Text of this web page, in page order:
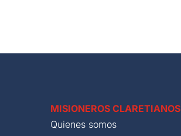
MISIONEROS CLARETIANOS
Quienes somos